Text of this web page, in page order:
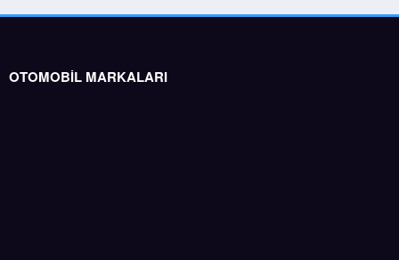
OTOMOBİL MARKALARI